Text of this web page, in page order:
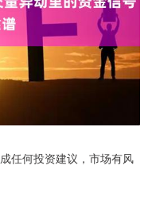
任何投资建议，市场有风